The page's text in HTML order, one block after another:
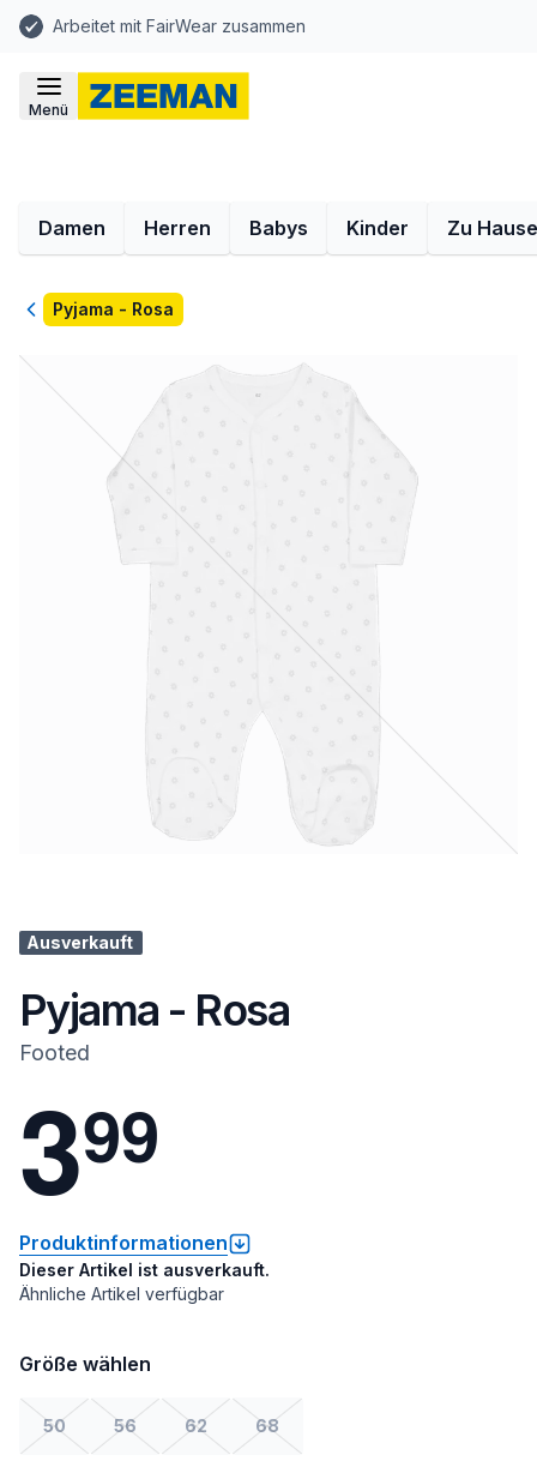
Arbeitet mit FairWear zusammen
Menü
Damen Herren Babys Kinder Zu Hause
ZurückPyjama - Rosa
Ausverkauft
Pyjama - Rosa
Footed
399
Produktinformationen
Dieser Artikel ist ausverkauft.
Ähnliche Artikel verfügbar
Größe wählen
50 56 62 68